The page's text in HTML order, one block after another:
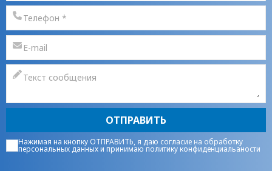
ОТПРАВИТЬ
Нажимая на кнопку ОТПРАВИТЬ, я даю согласие на обработку
персональных данныхи принимаюполитику конфиденциальаности